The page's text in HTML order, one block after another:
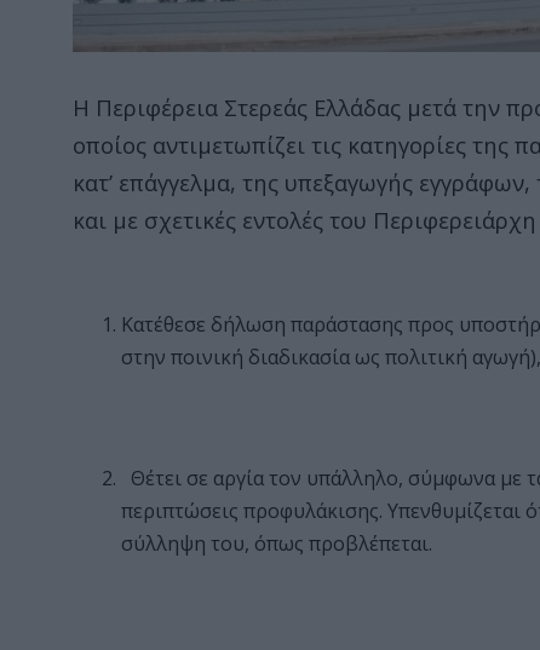
Η Περιφέρεια Στερεάς Ελλάδας μετά την
οποίος αντιμετωπίζει τις κατηγορίες
κατ’ επάγγελμα, της υπεξαγωγής
και με σχετικές εντολές του
Κατέθεσε δήλωση παράστασης προς
στην ποινική διαδικασία ως πολιτική
Θέτει σε αργία τον υπάλληλο, σύμφωνα με
περιπτώσεις προφυλάκισης. Υπενθυμίζεται
σύλληψη του, όπως προβλέπεται.